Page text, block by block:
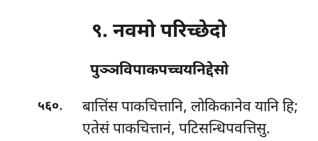
९. नवमो परिच्छेदो
पुञ्ञविपाकपच्चयनिद्देसो
५६०. बात्तिंसपाकचित्तानि, लोकिकानेव यानि हि;
एतेसं पाकचित्तानं, पटिसन्धिपवत्तिसु.